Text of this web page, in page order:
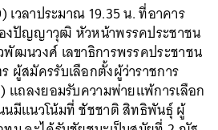
เวลาประมาณ 19.35 น. ที่อาคาร
งปัญญาวุฒิ หัวหน้าพรรคประชาชน
ฒนวงศ์ เลขาธิการพรรคประชาชน
ผู้สมัครรับเลือกตั้งผู้ว่าราชการ
แถลงยอมรับความพ่ายแพ้การเลือก
มีแนวโน้มที่ ชัชชาติ สิทธิพันธุ์ ผู้